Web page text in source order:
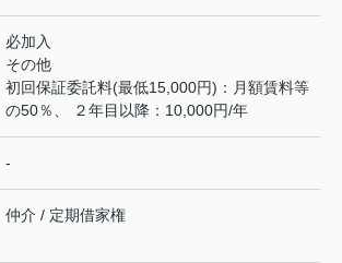
必加入
その他
初回保証委託料(最低15,000円)：月額賃料等
の50％、 ２年目以降：10,000円/年
-
仲介 / 定期借家権